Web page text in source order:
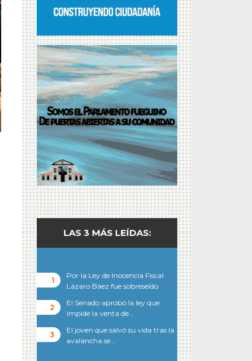
LAS 3 MÁS LEÍDAS:
Por la Ley de Inocencia Fiscal
Lázaro Báez fue sobreseído
El Senado aprobó la ley que
impide la venta de…
El joven que salvó su vida tras la
avalancha se…